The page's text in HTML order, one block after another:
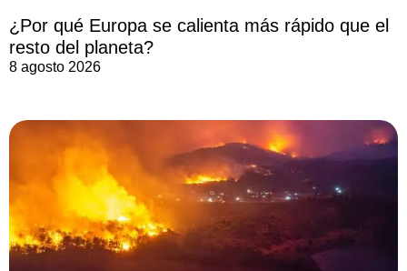
¿Por qué Europa se calienta más rápido que el
resto del planeta?
8 agosto 2026